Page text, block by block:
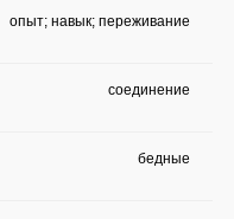
опыт; навык; переживание
соединение
бедные